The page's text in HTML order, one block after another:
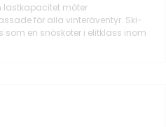
möter
för alla vinteräventyr. Ski-
som en snöskoter i elitklass inom